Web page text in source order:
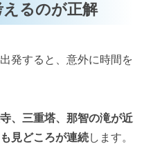
えるのが正解
発すると、意外に時間を
、三重塔、那智の滝が近
見どころが連続します。